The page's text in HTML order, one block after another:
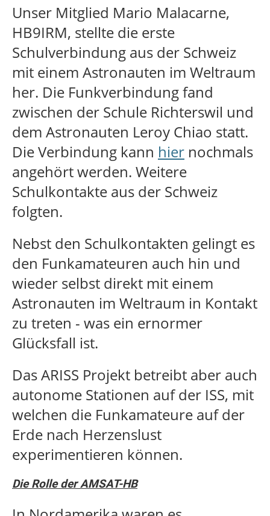
Unser Mitglied Mario Malacarne,
HB9IRM, stellte die erste
Schulverbindung aus der Schweiz
mit einem Astronauten im Weltraum
her. Die Funkverbindung fand
zwischen der Schule Richterswil und
dem Astronauten Leroy Chiao statt.
Die Verbindung kann hier nochmals
angehört werden. Weitere
Schulkontakte aus der Schweiz
folgten.
Nebst den Schulkontakten gelingt es
den Funkamateuren auch hin und
wieder selbst direkt mit einem
Astronauten im Weltraum in Kontakt
zu treten - was ein ernormer
Glücksfall ist.
Das ARISS Projekt betreibt aber auch
autonome Stationen auf der ISS, mit
welchen die Funkamateure auf der
Erde nach Herzenslust
experimentieren können.
Die Rolle der AMSAT-HB